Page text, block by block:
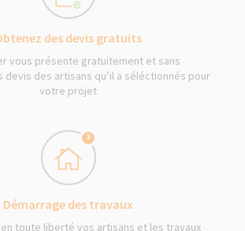
des devis gratuits
vous présente gratuitement et sans
devis des artisans qu’il a séléctionnés pour
votre projet
3
Démarrage des travaux
toute liberté vos artisans et les travaux